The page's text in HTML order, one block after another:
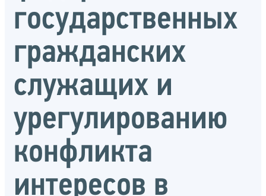
государственных
гражданских
служащих и
урегулированию
конфликта
интересов в